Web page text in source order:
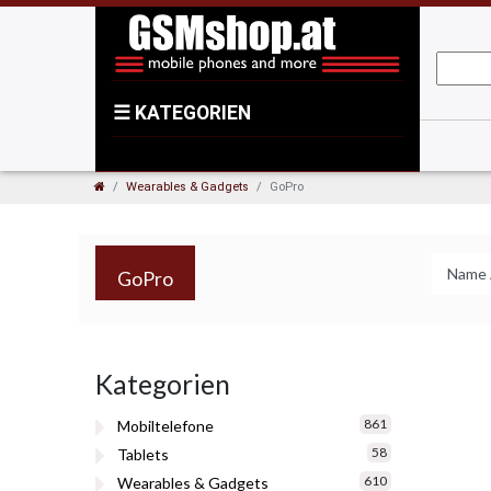
☰ KATEGORIEN
Wearables & Gadgets GoPro
GoPro
Kategorien
Mobiltelefone 861
Tablets 58
Wearables & Gadgets 610